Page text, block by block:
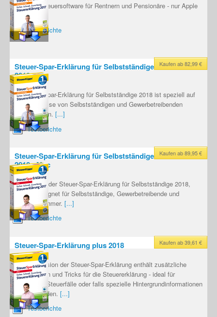
Sehr gute Steuersoftware für Rentnern und Pensionäre - nur Apple
MAC[...]
Testberichte
Kaufen ab 82,99 €
Steuer-Spar-Erklärung für Selbstständige
2018
Die Steuer-Spar-Erklärung für Selbstständige 2018 ist speziell auf
die Bedürfnisse von Selbstständigen und Gewerbetreibenden
zugeschnitten. [...]
Testberichte
Kaufen ab 89,95 €
Steuer-Spar-Erklärung für Selbstständige
2018 - Mac
Mac-Version der Steuer-Spar-Erklärung für Selbstständige 2018,
bestens geeignet für Selbstständige, Gewerbetreibende und
Kleinunternehmer. [...]
Testberichte
Kaufen ab 39,61 €
Steuer-Spar-Erklärung plus 2018
Die Plus-Version der Steuer-Spar-Erklärung enthält zusätzliche
Informationen und Tricks für die Steuererklärung - ideal für
komplexere Steuerfälle oder falls spezielle Hintergrundinformationen
benötigt werden. [...]
Testberichte